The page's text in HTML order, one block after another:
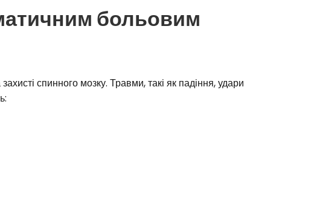
больовим
спинного мозку. Травми, такі як падіння, удари